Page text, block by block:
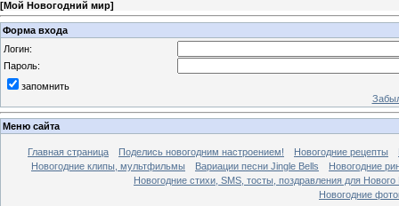
[Мой Новогодний мир]
Форма входа
Логин:
Пароль:
запомнить
Меню сайта
Главная страница Поделись новогодним настроением! Новогодние рецепты
Новогодние клипы, мультфильмы
Вариации песни Jingle Bells
Новогодние
Новогодние стихи, SMS, тосты, поздравления для
Новогодние